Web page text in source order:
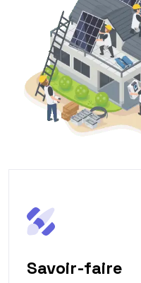
Savoir-faire